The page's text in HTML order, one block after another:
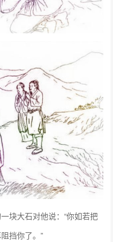
块大石对他说：“你如若把
挡你了。”